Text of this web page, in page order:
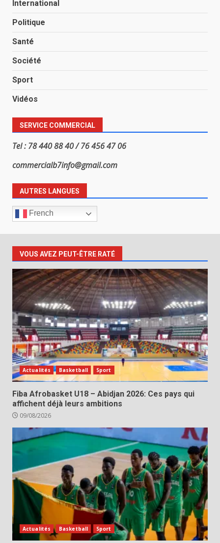
International
Politique
Santé
Société
Sport
Vidéos
SERVICE COMMERCIAL
Tel : 78 440 88 40 / 76 456 47 06
commercialb7info@gmail.com
AUTRES LANGUES
French
VOUS AVEZ PEUT-ÊTRE RATÉ
Actualités Basketball Sport
Fiba Afrobasket U18 – Abidjan 2026: Ces pays qui
affichent déjà leurs ambitions
09/08/2026
Actualités Basketball Sport